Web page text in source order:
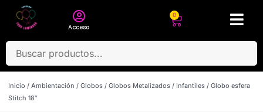
Acceso
0
Inicio / Ambientación / Globos / Globos Metalizados / Infantiles / Globo esfera
Stitch 18″